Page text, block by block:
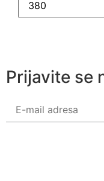
Prijavite se